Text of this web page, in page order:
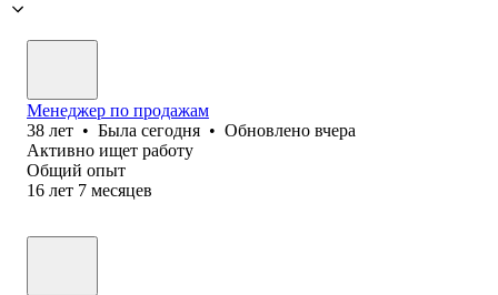
Менеджер по продажам
38 лет • Была сегодня • Обновлено вчера
Активно ищет работу
Общий опыт
16 лет 7 месяцев